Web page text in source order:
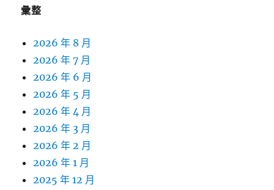
彙整
2026 年 8 月
2026 年 7 月
2026 年 6 月
2026 年 5 月
2026 年 4 月
2026 年 3 月
2026 年 2 月
2026 年 1 月
2025 年 12 月